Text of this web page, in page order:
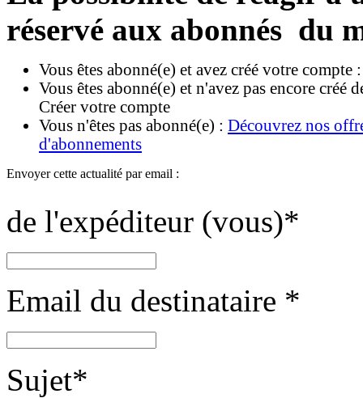
réservé aux abonnés du
Vous êtes abonné(e) et avez créé votre compte
Vous êtes abonné(e) et n'avez pas encore créé
Créer votre compte
Vous n'êtes pas abonné(e) : Découvrez nos
d'abonnements
Envoyer cette actualité par email :
de l'expéditeur (vous)*
Email du destinataire *
Sujet*